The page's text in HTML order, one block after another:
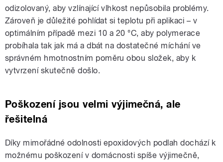
odizolovaný, aby vzlínající vlhkost nepůsobila problémy.
Zároveň je důležité pohlídat si teplotu při aplikaci – v
optimálním případě mezi 10 a 20 °C, aby polymerace
probíhala tak jak má a dbát na dostatečné míchání ve
správném hmotnostním poměru obou složek, aby k
vytvrzení skutečně došlo.
Poškození jsou velmi výjimečná, ale
řešitelná
Díky mimořádné odolnosti epoxidových podlah dochází k
možnému poškození v domácnosti spíše výjimečně,